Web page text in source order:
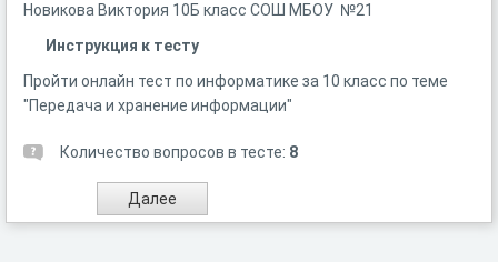
Новикова Виктория 10Б класс СОШ МБОУ №21
Инструкция к тесту
Пройти онлайн тест по информатике за 10 класс по теме
"Передача и хранение информации"
Количество вопросов в тесте: 8